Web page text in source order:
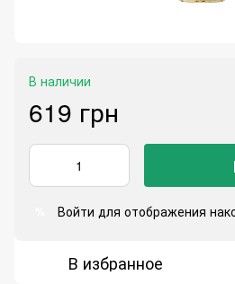
В наличии
619 грн
Войти для отображения
В избранное